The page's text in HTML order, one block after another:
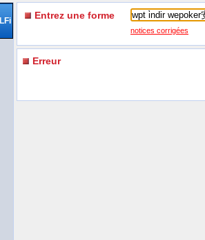
Entrez une forme
notices corrigées
Erreur